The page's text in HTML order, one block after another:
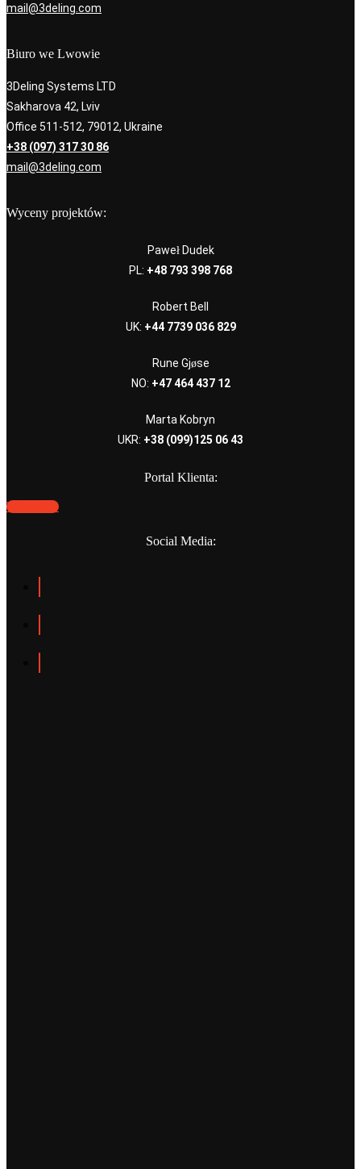
mail@3deling.com
Biuro we Lwowie
3Deling Systems LTD
Sakharova 42, Lviv
Office 511-512, 79012, Ukraine
+38 (097) 317 30 86
mail@3deling.com
Wyceny projektów:
Paweł Dudek
PL: +48 793 398 768
Robert Bell
UK: +44 7739 036 829
Rune Gjøse
NO: +47 464 437 12
Marta Kobryn
UKR: +38 (099)125 06 43
Portal Klienta:
WEBPANO
Social Media: